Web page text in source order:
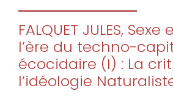
FALQUET JULES,
l’ère du techno-
écocidaire (I) : La
l’idéologie